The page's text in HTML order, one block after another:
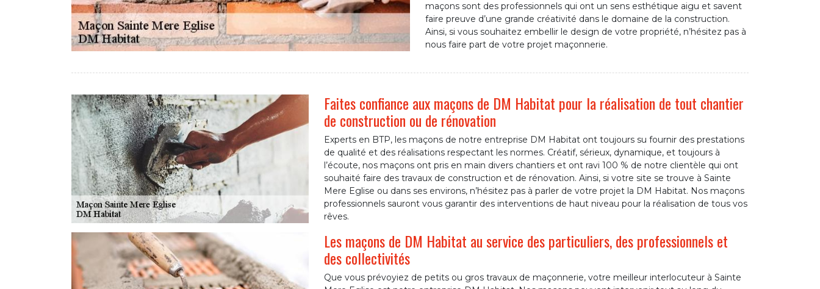
maçons sont des professionnels qui ont un sens esthétique aigu et savent
faire preuve d’une grande créativité dans le domaine de la construction.
Ainsi, si vous souhaitez embellir le design de votre propriété, n’hésitez pas à
nous faire part de votre projet maçonnerie.
Faites confiance aux maçons de DM Habitat pour la réalisation de tout chantier
de construction ou de rénovation
Experts en BTP, les maçons de notre entreprise DM Habitat ont toujours su fournir des prestations
de qualité et des réalisations respectant les normes. Créatif, sérieux, dynamique, et toujours à
l’écoute, nos maçons ont pris en main divers chantiers et ont ravi 100 % de notre clientèle qui ont
souhaité faire des travaux de construction et de rénovation. Ainsi, si votre site se trouve à Sainte
Mere Eglise ou dans ses environs, n’hésitez pas à parler de votre projet la DM Habitat. Nos maçons
professionnels sauront vous garantir des interventions de haut niveau pour la réalisation de tous vos
rêves.
Les maçons de DM Habitat au service des particuliers, des professionnels et
des collectivités
Que vous prévoyiez de petits ou gros travaux de maçonnerie, votre meilleur interlocuteur à Sainte